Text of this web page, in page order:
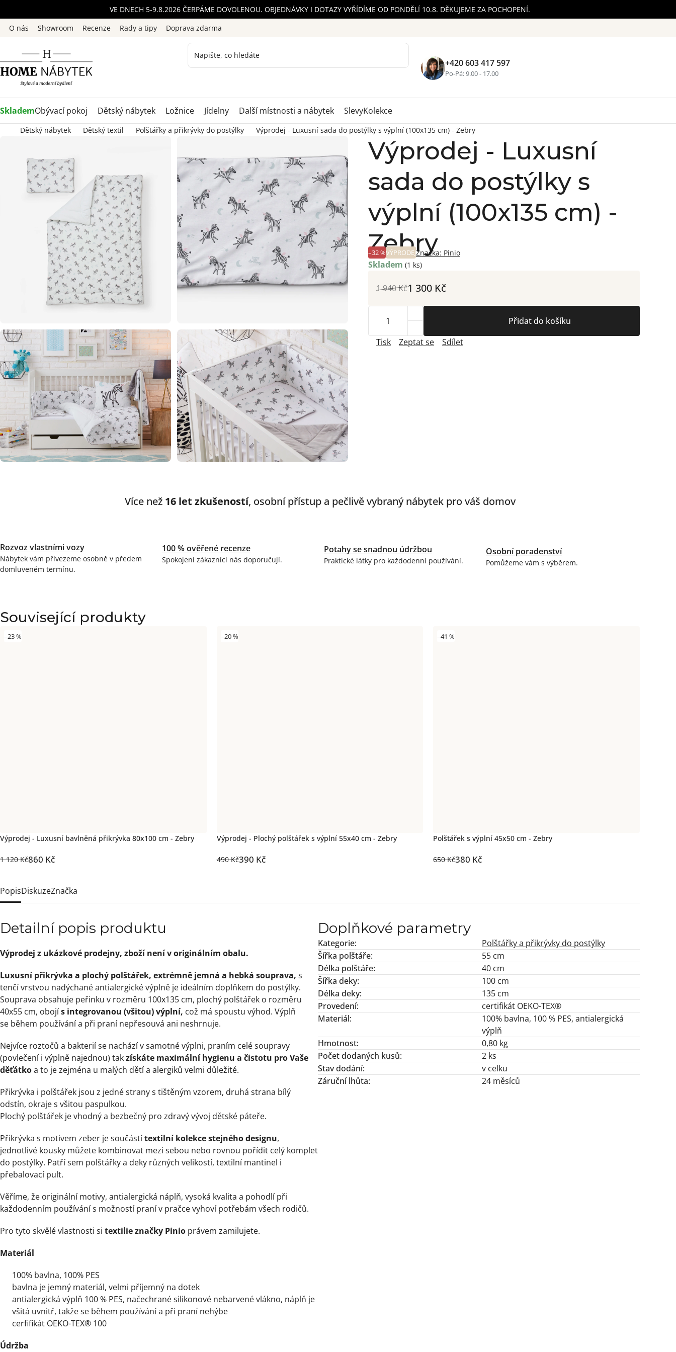
na
obsah
VE DNECH 5-9.8.2026 ČERPÁME DOVOLENOU. OBJEDNÁVKY I DOTAZY VYŘÍDÍME OD PONDĚLÍ 10.8. DĚKUJEME ZA POCHOPENÍ.
O nás
Showroom Recenze Rady a tipy Doprava zdarma
+420 603 417 597
Po-Pá: 9.00 - 17.00
SklademObývací pokoj Dětský nábytek Ložnice Jídelny Další místnosti a nábytek SlevyKolekce
Dětský nábytek Dětský textil Polštářky a přikrývky do postýlky Výprodej - Luxusní sada do postýlky s výplní (100x135 cm) - Zebry
Výprodej - Luxusní
sada do postýlky s
výplní (100x135 cm) -
Zebry
–32 %VÝPRODEJZnačka: Pinio
1 940 Kč1 300 Kč
Skladem (1 ks)
Přidat do košíku
Tisk
Zeptat se Sdílet
Více než 16 let zkušeností, osobní přístup a pečlivě vybraný nábytek pro váš domov
Rozvoz vlastními vozy
Nábytek vám přivezeme osobně v předem
domluveném termínu.
100 % ověřené recenze
Spokojení zákazníci nás doporučují.
Potahy se snadnou údržbou
Praktické látky pro každodenní používání.
Osobní poradenství
Pomůžeme vám s výběrem.
Související produkty
–23 %
Výprodej - Luxusní bavlněná přikrývka 80x100 cm - Zebry
1 120 Kč860 Kč
–20 %
Výprodej - Plochý polštářek s výplní 55x40 cm - Zebry
490 Kč390 Kč
–41 %
Polštářek s výplní 45x50 cm - Zebry
650 Kč380 Kč
PopisDiskuzeZnačka
Detailní popis produktu
Výprodej z ukázkové prodejny, zboží není v originálním obalu.
Luxusní přikrývka a plochý polštářek, extrémně jemná a hebká souprava, s
tenčí vrstvou nadýchané antialergické výplně je ideálním doplňkem do postýlky.
Souprava obsahuje peřinku v rozměru 100x135 cm, plochý polštářek o rozměru
40x55 cm, obojís integrovanou (všitou) výplní, což má spoustu výhod. Výplň
se během používání a při praní nepřesouvá ani neshrnuje.
Nejvíce roztočů a bakterií se nachází v samotné výplni, praním celé soupravy
(povlečení i výplně najednou) takzískáte maximální hygienu a čistotu pro Vaše
děťátkoa to je zejména u malých dětí a alergiků velmi důležité.
Přikrývka i polštářek jsou z jedné strany s tištěným vzorem, druhá strana bílý
odstín, okraje s všitou paspulkou.
Plochý polštářek je vhodný a bezbečný pro zdravý vývoj dětské páteře.
Přikrývka s motivem zeber je součástítextilní kolekce stejného designu,
jednotlivé kousky můžete kombinovat mezi sebou nebo rovnou pořídit celý komplet
do postýlky. Patří sem polštářky a deky různých velikostí, textilní mantinel i
přebalovací pult.
Věříme, že originální motivy, antialergická náplň, vysoká kvalita a pohodlí při
každodenním používání s možností praní v pračce vyhoví potřebám všech rodičů.
Pro tyto skvělé vlastnosti si textilie značky Pinio právem zamilujete.
Materiál
100% bavlna, 100% PES
bavlna je jemný materiál, velmi příjemný na dotek
antialergická výplň 100 % PES, načechrané silikonové nebarvené vlákno, náplň je
všitá uvnitř, takže se během používání a při praní nehýbe
cerfifikát OEKO-TEX® 100
Údržba
Doplňkové parametry
Kategorie:
Polštářky a přikrývky do postýlky
Šířka polštáře:
55 cm
Délka polštáře:
40 cm
Šířka deky:
100 cm
Délka deky:
135 cm
Provedení:
certifikát OEKO-TEX®
Materiál:
100% bavlna, 100 % PES, antialergická
výplň
Hmotnost:
0,80 kg
Počet dodaných kusů:
2 ks
Stav dodání:
v celku
Záruční lhůta: 24 měsíců